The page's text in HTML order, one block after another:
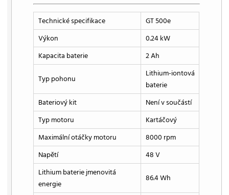
Technické specifikace
GT 500e
Výkon
0.24 kW
Kapacita baterie
2 Ah
Typ pohonu
Lithium-iontová
baterie
Bateriový kit
Není v součástí
Typ motoru
Kartáčový
Maximální otáčky motoru
8000 rpm
Napětí
48 V
Lithium baterie jmenovitá
energie
86.4 Wh